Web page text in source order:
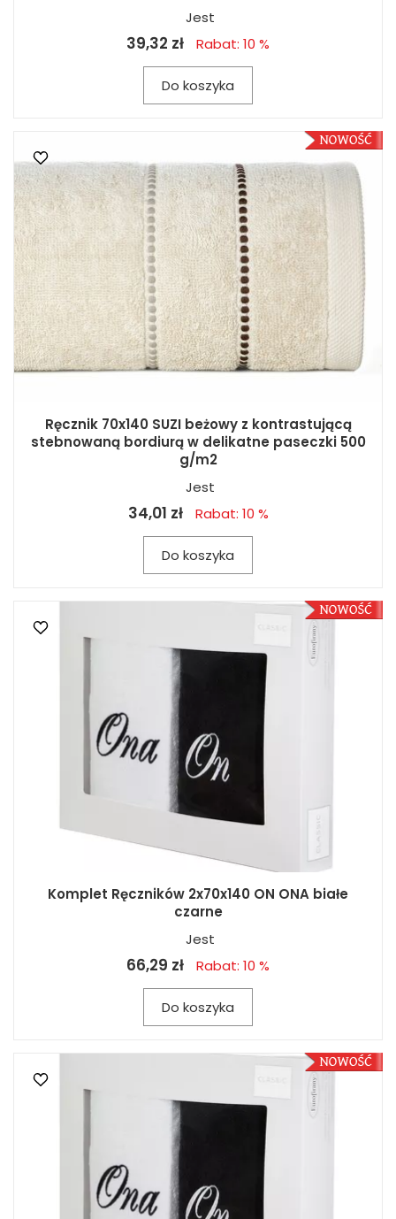
Jest
39,32 zł Rabat: 10 %
Do koszyka
Ręcznik 70x140 SUZI beżowy z kontrastującą
stebnowaną bordiurą w delikatne paseczki 500
g/m2
Jest
34,01 zł Rabat: 10 %
Do koszyka
Komplet Ręczników 2x70x140 ON ONA białe
czarne
Jest
66,29 zł Rabat: 10 %
Do koszyka